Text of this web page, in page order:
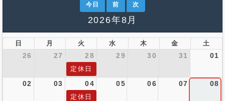
今日 前 次
2026年8月
日 月 火 水 木 金 土
26 27 28 29 30 31 01
定休日
02 03 04 05 06 07 08
定休日